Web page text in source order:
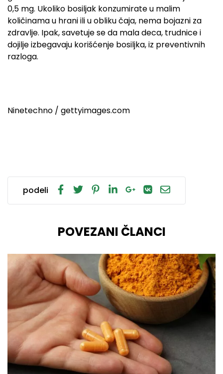
0,5 mg. Ukoliko bosiljak konzumirate u malim
količinama u hrani ili u obliku čaja, nema bojazni za
zdravlje. Ipak, savetuje se da mala deca, trudnice i
dojilje izbegavaju korišćenje bosiljka, iz preventivnih
razloga.
Ninetechno / gettyimages.com
podeli
POVEZANI ČLANCI